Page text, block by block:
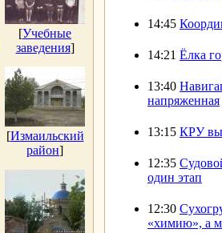
[Учебные
заведения]
[Измаильский
район]
14:45
14:21 Ёлка
13:40
напряженная
13:15 КРУ
12:35
один этап
12:30
«химию», а